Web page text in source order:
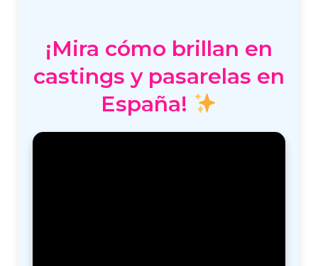
¡Mira cómo brillan en
castings y pasarelas en
España!